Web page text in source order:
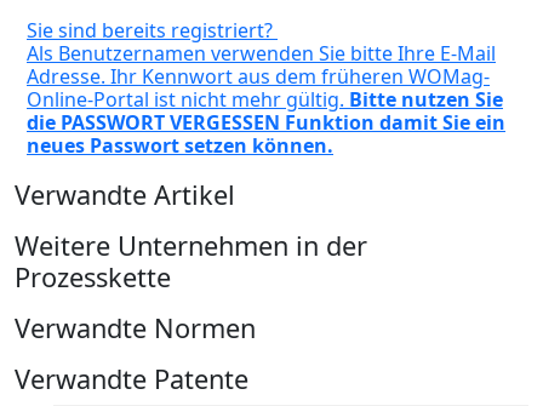
Sie sind bereits registriert?
Als Benutzernamen verwenden Sie bitte Ihre E-Mail
Adresse. Ihr Kennwort aus dem früheren WOMag-
Online-Portal ist nicht mehr gültig. Bitte nutzen Sie
die PASSWORT VERGESSEN Funktion damit Sie ein
neues Passwort setzen können.
Verwandte Artikel
Weitere Unternehmen in der
Prozesskette
Verwandte Normen
Verwandte Patente